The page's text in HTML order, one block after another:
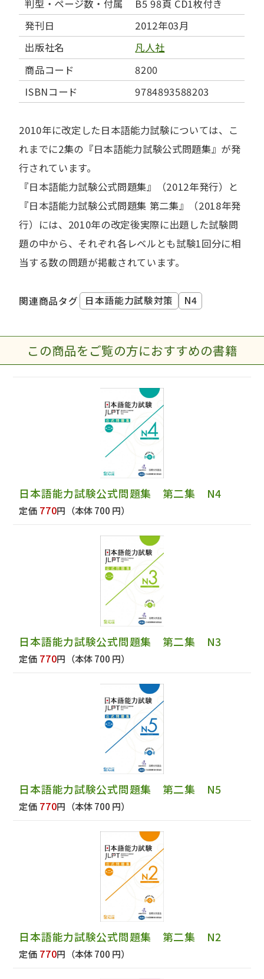
判型・ページ数・付属
B5 98頁 CD1枚付き
発刊日
2012年03月
出版社名
凡人社
商品コード
8200
ISBNコード
9784893588203
2010年に改定した日本語能力試験については、こ
れまでに2集の『日本語能力試験公式問題集』が発
行されています。
『日本語能力試験公式問題集』（2012年発行）と
『日本語能力試験公式問題集 第二集』（2018年発
行）には、2010年の改定後実際に出題した試験問
題の中から、それぞれ各レベルとも試験1回分に相
当する数の問題が掲載されています。
関連商品タグ 日本語能力試験対策 N4
この商品をご覧の方におすすめの書籍
日本語能力試験公式問題集 第二集 N4
定価 770円 （本体 700 円）
日本語能力試験公式問題集 第二集 N3
定価 770円 （本体 700 円）
日本語能力試験公式問題集 第二集 N5
定価 770円 （本体 700 円）
日本語能力試験公式問題集 第二集 N2
定価 770円 （本体 700 円）